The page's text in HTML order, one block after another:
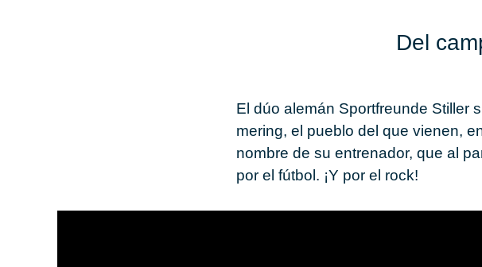
Del
El dúo ale­mán Sport­freun­de Sti­ller
me­ring, el pue­blo del que vie­nen,
nom­bre de su en­tre­na­dor, que al
por el fút­bol. ¡Y por el rock!